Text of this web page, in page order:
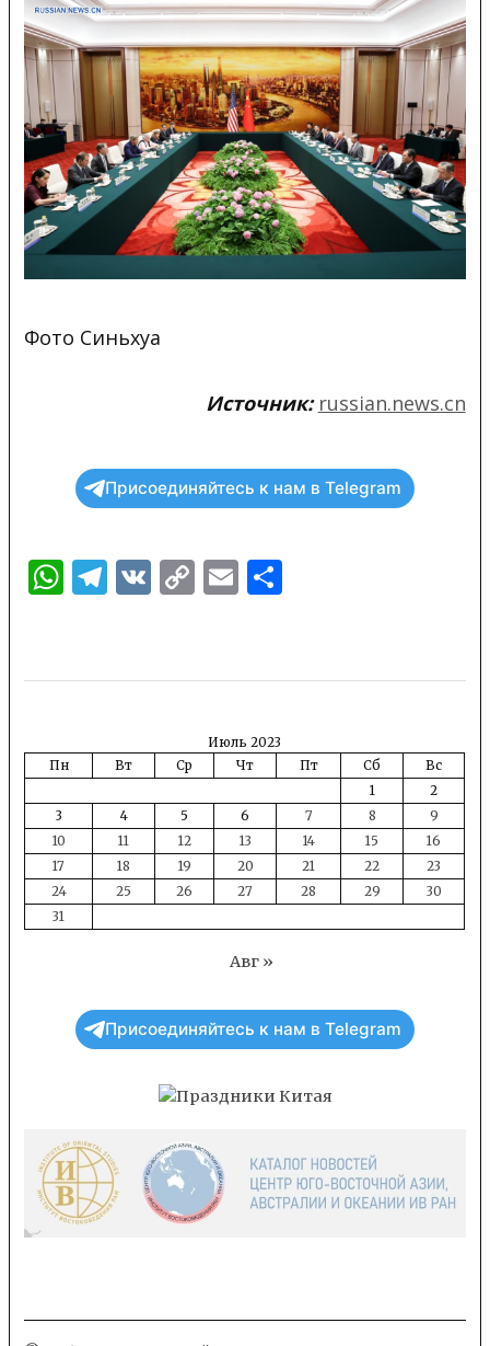
Фото Синьхуа
Источник: russian.news.cn
Присоединяйтесь к нам в Telegram
WhatsApp
Telegram
VKCopy
Link
Email
Июль 2023
Пн
Вт Ср Чт Пт Сб
Вс
1
2
3
4 5 6 7 8
9
10
11 12 13 14 15
16
17
18 19 20 21 22
23
24
25 26 27 28 29
30
31
Авг »
Присоединяйтесь к нам в Telegram